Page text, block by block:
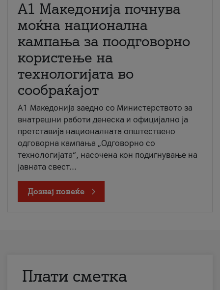
A1 Македонија почнува
моќна национална
кампања за поодговорно
користење на
технологијата во
сообраќајот
A1 Македонија заедно со Министерството за
внатрешни работи денеска и официјално ја
претставија националната општествено
одговорна кампања „Одговорно со
технологијата“, насочена кон подигнување на
јавната свест...
Дознај повеќе
Плати сметка